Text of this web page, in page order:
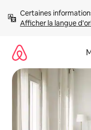
directement
Afficher la langue